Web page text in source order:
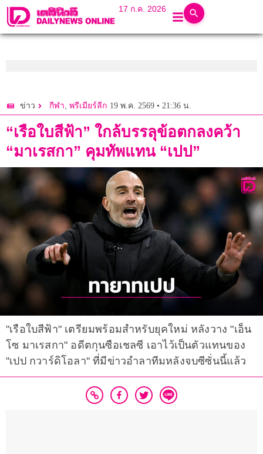
17 ก.ค. 2026
ข่าว กีฬา, พรีเมียร์ลีก 19 พ.ค. 2569 • 21:36 น.
“เรือใบสีฟ้า” ใกล้บรรลุข้อตกลงคว้า
“มาเรสกา” คุมทัพแทน “เปป”
"เรือใบสีฟ้า" เตรียมพร้อมสำหรับยุคใหม่ หลังวาง "เอ็น
โซ มาเรสกา" อดีตกุนซือเชลซี เอาไว้เป็นตัวแทนของ
"เปป กวาร์ดิโอลา" ที่มีข่าวอำลาทีมหลังจบซีซั่นนี้แล้ว